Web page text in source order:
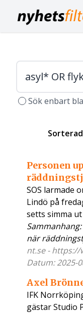
Sök enbart
Personen
SOS larmade
Lindö på
setts simma
när
nt.se - https://
Datum: 2025-
Axel
IFK
gästar Studio